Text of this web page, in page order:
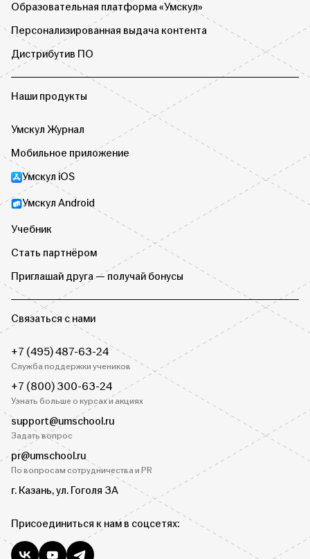
Образовательная платформа «Умскул»
Персонализированная выдача контента
Дистрибутив ПО
Наши продукты
Умскул Журнал
Мобильное приложение
Умскул iOS
Умскул Android
Учебник
Стать партнёром
Приглашай друга — получай бонусы
Связаться с нами
+7 (495) 487-63-24
Служба поддержки учеников
+7 (800) 300-63-24
Узнать больше о курсах и акциях
support@umschool.ru
Задать вопрос
pr@umschool.ru
По вопросам сотрудничества и PR
г. Казань, ул. Гоголя 3А
Присоединиться к нам в соцсетях: